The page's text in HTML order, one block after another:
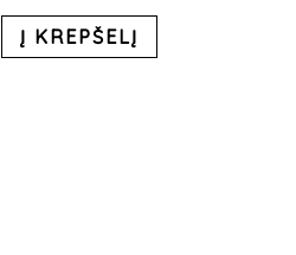
Į KREPŠELĮ